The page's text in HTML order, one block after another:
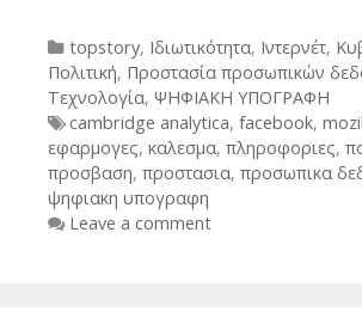
Categories
topstory, Ιδιωτικότητα, Ιντερνέτ,
Πολιτική, Προστασία προσωπικών
Τεχνολογία, ΨΗΦΙΑΚΗ ΥΠΟΓΡΑΦΗ
Tags
cambridge analytica, facebook,
εφαρμογες, καλεσμα, πληροφοριες,
προσβαση, προστασια, προσωπικα
ψηφιακη υπογραφη
Leave a comment